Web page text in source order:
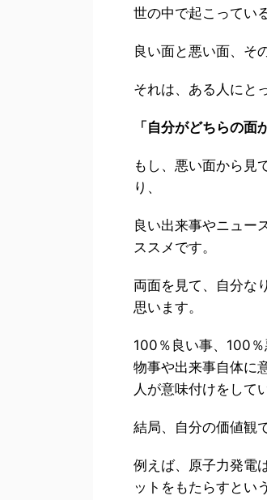
世の中で起こってい
良い面と悪い面、そ
それは、ある人にと
「自分がどちらの面
もし、悪い面から見
り、
良い出来事やニュー
ススメです。
両面を見て、自分な
思います。
100％良い事、100％
物事や出来事自体に
人が意味付けをして
結局、自分の価値観
例えば、原子力発電
ットをもたらすとい